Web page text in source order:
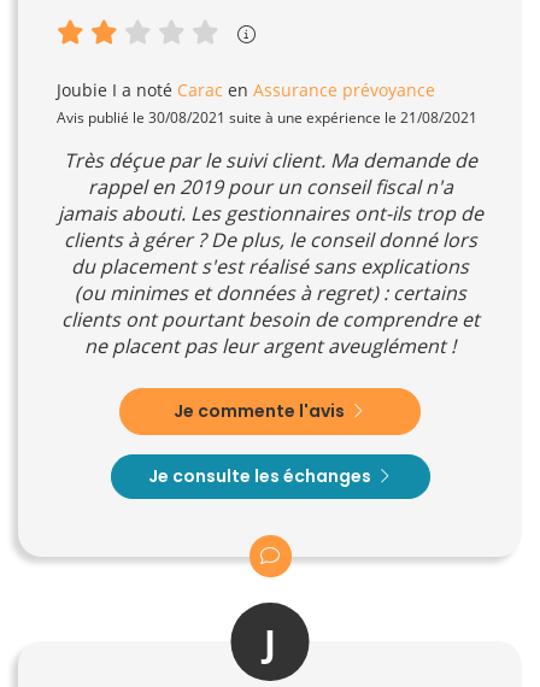
Joubie I a noté Carac en Assurance prévoyance
Avis publié le 30/08/2021 suite à une expérience le 21/08/2021
Très déçue par le suivi client. Ma demande de
rappel en 2019 pour un conseil fiscal n'a
jamais abouti. Les gestionnaires ont-ils trop de
clients à gérer ? De plus, le conseil donné lors
du placement s'est réalisé sans explications
(ou minimes et données à regret) : certains
clients ont pourtant besoin de comprendre et
ne placent pas leur argent aveuglément !
Je commente l'avis
Je consulte les échanges
J